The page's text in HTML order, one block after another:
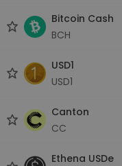
Bitcoin Cash
BCH
USD1
USD1
Canton
CC
Ethena USDe